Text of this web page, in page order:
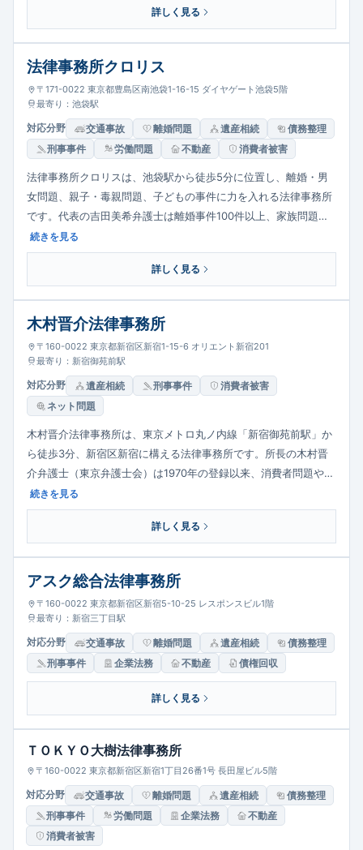
詳しく見る
法律事務所クロリス
〒171-0022 東京都豊島区南池袋1-16-15 ダイヤゲート池袋5階
最寄り：池袋駅
対応分野 交通事故 離婚問題 遺産相続
債務整理
刑事事件
労働問題 不動産 消費者被害
法律事務所クロリスは、池袋駅から徒歩5分に位置し、離婚・男
女問題、親子・毒親問題、子どもの事件に力を入れる法律事務所
です。代表の吉田美希弁護士は離婚事件100件以上、家族問題約
200件の経験を持ち、完全個室で親身に対応。弁護士会の旧報酬
基準に沿った明確な料金体系で、初回予約はメールで24時間受付
続きを見る
詳しく見る
木村晋介法律事務所
〒160-0022 東京都新宿区新宿1-15-6 オリエント新宿201
最寄り：新宿御苑前駅
対応分野 遺産相続 刑事事件
消費者被害
ネット問題
木村晋介法律事務所は、東京メトロ丸ノ内線「新宿御苑前駅」か
ら徒歩3分、新宿区新宿に構える法律事務所です。所長の木村晋
介弁護士（東京弁護士会）は1970年の登録以来、消費者問題や犯
罪被害者の救済、高齢者やプライバシーの問題に長年取り組み、
著作や講演など多方面で活動してきました。桜木和代弁護士とと
もに、暮らしのなかで生じる身近な法律問題に、豊富な経験を活
続きを見る
詳しく見る
アスク総合法律事務所
〒160-0022 東京都新宿区新宿5-10-25 レスポンスビル1階
最寄り：新宿三丁目駅
対応分野 交通事故 離婚問題 遺産相続
債務整理
刑事事件
企業法務 不動産 債権回収
詳しく見る
ＴＯＫＹＯ大樹法律事務所
〒160-0022 東京都新宿区新宿1丁目26番1号 長田屋ビル5階
対応分野 交通事故 離婚問題 遺産相続
債務整理
刑事事件
労働問題 企業法務
不動産
消費者被害